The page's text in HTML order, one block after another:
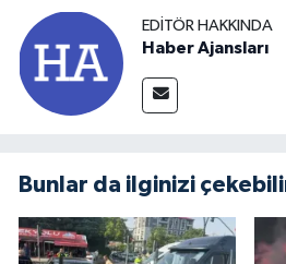
EDITÖR HAKKINDA
Haber Ajansları
Bunlar da ilginizi